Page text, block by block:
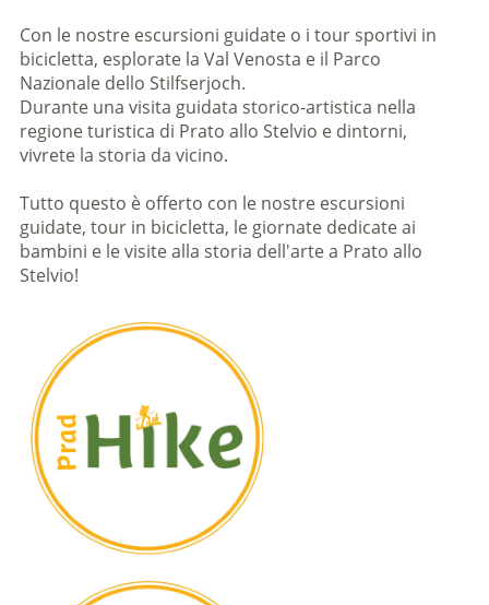
Con le nostre escursioni guidate o i tour sportivi in
bicicletta, esplorate la Val Venosta e il Parco
Nazionale dello Stilfserjoch.
Durante una visita guidata storico-artistica nella
regione turistica di Prato allo Stelvio e dintorni,
vivrete la storia da vicino.
Tutto questo è offerto con le nostre escursioni
guidate, tour in bicicletta, le giornate dedicate ai
bambini e le visite alla storia dell'arte a Prato allo
Stelvio!